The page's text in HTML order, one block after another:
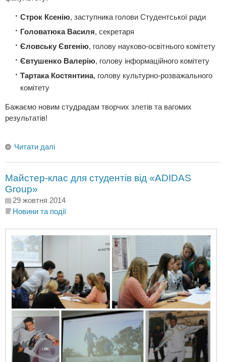
Строк Ксенію, заступника голови Студентської ради
Головатюка Василя, секретаря
Єловську Євгенію, голову науково-освітнього комітету
Євтушенко Валерію, голову інформаційного комітету
Тартака Костянтина, голову культурно-розважального
комітету
Бажаємо новим студрадам творчих злетів та вагомих
результатів!
Читати далі
Майстер-клас для студентів від «ADIDAS
Group»
29 жовтня 2014
Новини та події